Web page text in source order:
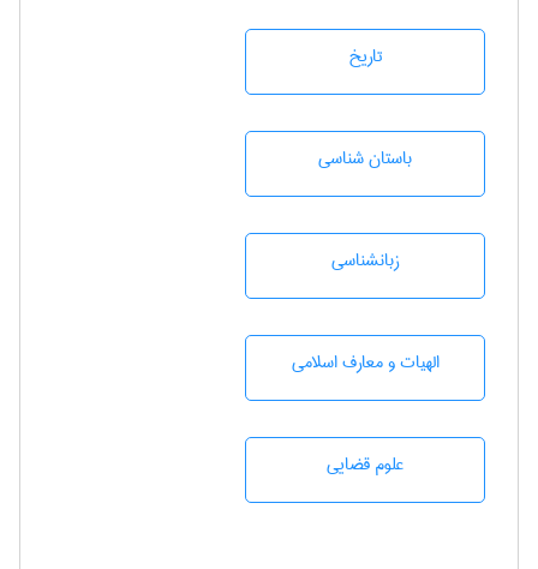
تاريخ
باستان شناسی
زبانشناسی
الهیات و معارف اسلامی
علوم قضایی